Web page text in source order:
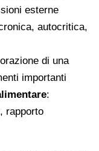
esterne
autocritica,
di una
importanti
:
rapporto